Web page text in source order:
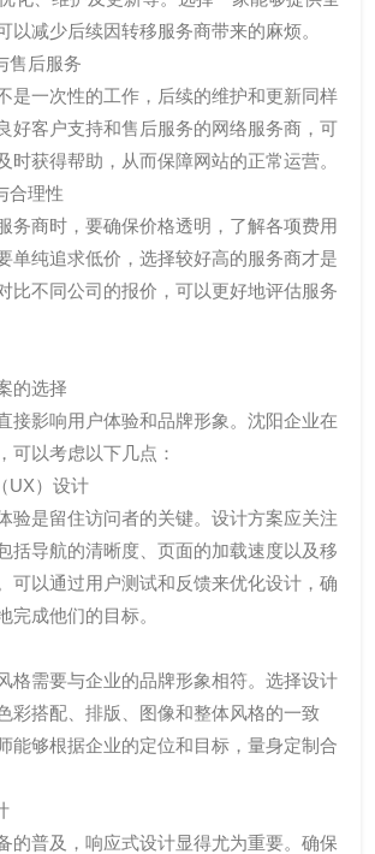
以减少后续因转移服务商带来的麻烦。
售后服务
是一次性的工作，后续的维护和更新同样
好客户支持和售后服务的网络服务商，可
时获得帮助，从而保障网站的正常运营。
合理性
务商时，要确保价格透明，了解各项费用
单纯追求低价，选择较好高的服务商才是
比不同公司的报价，可以更好地评估服务
的选择
接影响用户体验和品牌形象。沈阳企业在
可以考虑以下几点：
UX）设计
验是留住访问者的关键。设计方案应关注
括导航的清晰度、页面的加载速度以及移
可以通过用户测试和反馈来优化设计，确
完成他们的目标。
格需要与企业的品牌形象相符。选择设计
彩搭配、排版、图像和整体风格的一致
能够根据企业的定位和目标，量身定制合
的普及，响应式设计显得尤为重要。确保